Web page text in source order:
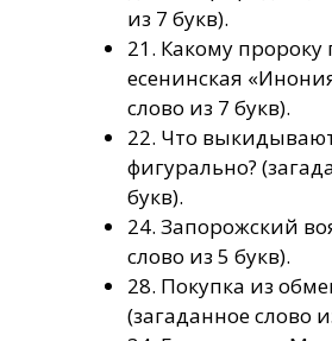
из 7 букв).
21. Какому
есенинская
слово из 7 букв).
22. Что
фигурально?
букв).
24. Запорожский
слово из 5 букв).
28. Покупка из
(загаданное слово